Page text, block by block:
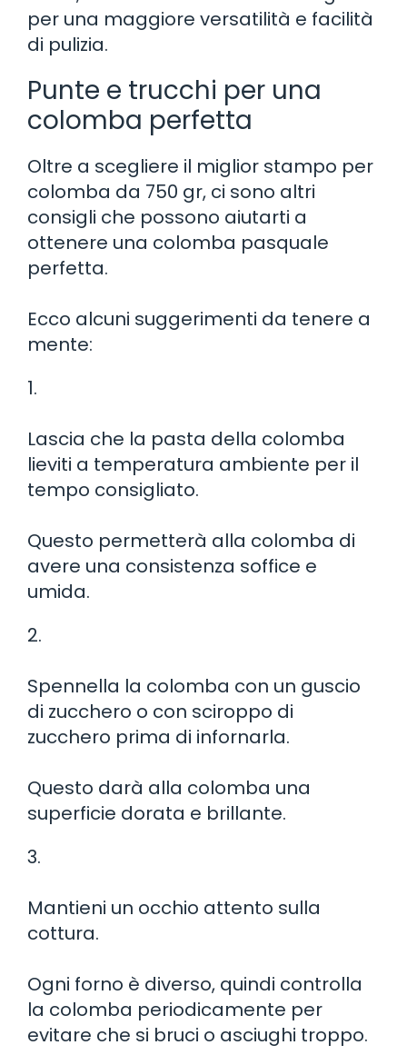
per una maggiore versatilità e facilità
di pulizia.
Punte e trucchi per una
colomba perfetta
Oltre a scegliere il miglior stampo per
colomba da 750 gr, ci sono altri
consigli che possono aiutarti a
ottenere una colomba pasquale
perfetta.
Ecco alcuni suggerimenti da tenere a
mente:
1.
Lascia che la pasta della colomba
lieviti a temperatura ambiente per il
tempo consigliato.
Questo permetterà alla colomba di
avere una consistenza soffice e
umida.
2.
Spennella la colomba con un guscio
di zucchero o con sciroppo di
zucchero prima di infornarla.
Questo darà alla colomba una
superficie dorata e brillante.
3.
Mantieni un occhio attento sulla
cottura.
Ogni forno è diverso, quindi controlla
la colomba periodicamente per
evitare che si bruci o asciughi troppo.